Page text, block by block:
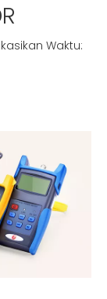
Waktu: